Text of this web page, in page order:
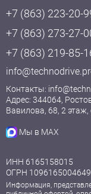
+7 (863) 223-20-
+7 (863) 273-27-
+7 (863) 219-85-
Контакты:
Адрес: 344064,
Вавилова, 68, 2 этаж,
Мы в MAX
ИНН 6165158015
ОГРН 1096165004649
Информация,